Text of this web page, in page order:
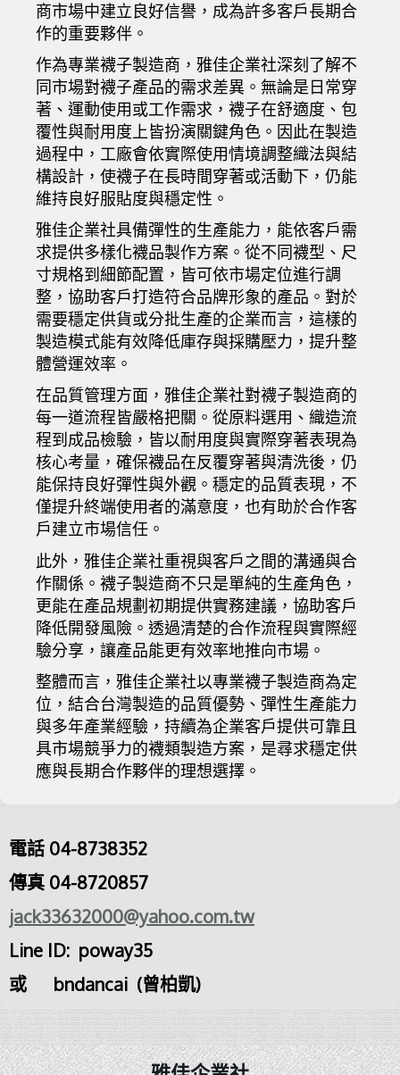
商市場中建立良好信譽，成為許多客戶長期合
作的重要夥伴。
作為專業襪子製造商，雅佳企業社深刻了解不
同市場對襪子產品的需求差異。無論是日常穿
著、運動使用或工作需求，襪子在舒適度、包
覆性與耐用度上皆扮演關鍵角色。因此在製造
過程中，工廠會依實際使用情境調整織法與結
構設計，使襪子在長時間穿著或活動下，仍能
維持良好服貼度與穩定性。
雅佳企業社具備彈性的生產能力，能依客戶需
求提供多樣化襪品製作方案。從不同襪型、尺
寸規格到細節配置，皆可依市場定位進行調
整，協助客戶打造符合品牌形象的產品。對於
需要穩定供貨或分批生產的企業而言，這樣的
製造模式能有效降低庫存與採購壓力，提升整
體營運效率。
在品質管理方面，雅佳企業社對襪子製造商的
每一道流程皆嚴格把關。從原料選用、織造流
程到成品檢驗，皆以耐用度與實際穿著表現為
核心考量，確保襪品在反覆穿著與清洗後，仍
能保持良好彈性與外觀。穩定的品質表現，不
僅提升終端使用者的滿意度，也有助於合作客
戶建立市場信任。
此外，雅佳企業社重視與客戶之間的溝通與合
作關係。襪子製造商不只是單純的生產角色，
更能在產品規劃初期提供實務建議，協助客戶
降低開發風險。透過清楚的合作流程與實際經
驗分享，讓產品能更有效率地推向市場。
整體而言，雅佳企業社以專業襪子製造商為定
位，結合台灣製造的品質優勢、彈性生產能力
與多年產業經驗，持續為企業客戶提供可靠且
具市場競爭力的襪類製造方案，是尋求穩定供
應與長期合作夥伴的理想選擇。
電話 04-8738352
傳真 04-8720857
jack33632000@yahoo.com.tw
Line ID: poway35
或 bndancai (曾柏凱)